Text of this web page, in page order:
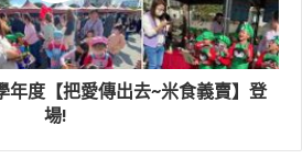
年度【把愛傳出去~米食義賣】登
場!